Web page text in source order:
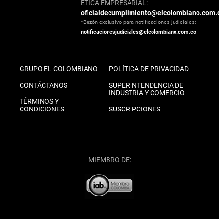
ÉTICA EMPRESARIAL:
*Buzón exclusivo para notificaciones judiciales:
notificacionesjudiciales@elcolombiano.com.co
GRUPO EL COLOMBIANO
CONTÁCTANOS
TÉRMINOS Y
CONDICIONES
POLÍTICA DE PRIVACIDAD
SUPERINTENDENCIA DE
INDUSTRIA Y COMERCIO
SUSCRIPCIONES
MIEMBRO DE: